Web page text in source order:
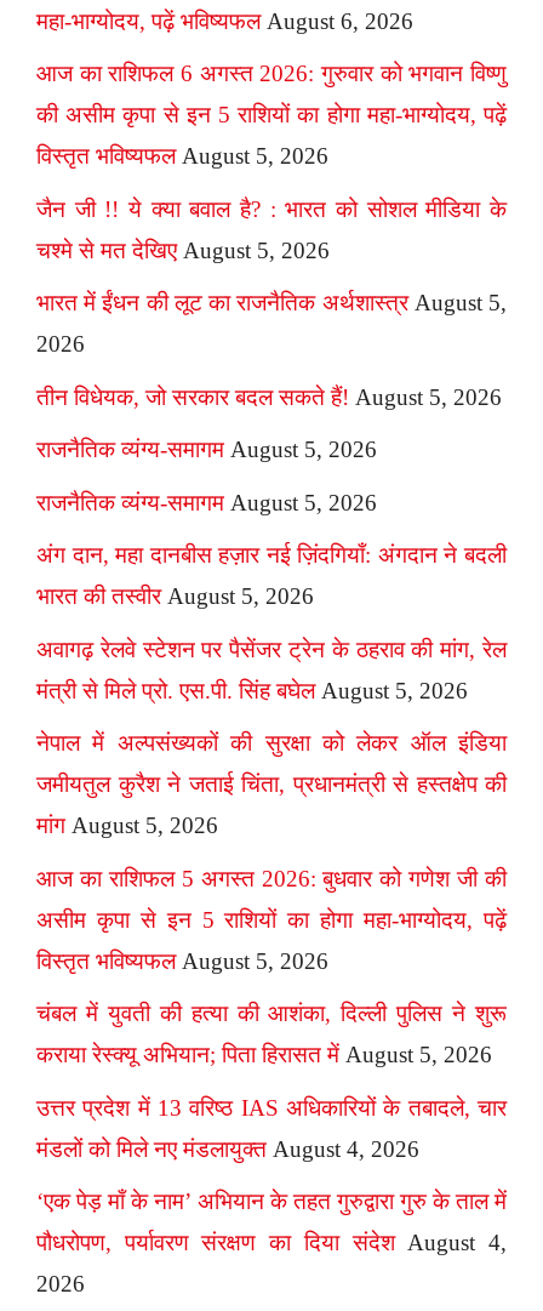
महा-भाग्योदय, पढ़ें भविष्यफल August 6, 2026
आज का राशिफल 6 अगस्त 2026: गुरुवार को भगवान विष्णु
की असीम कृपा से इन 5 राशियों का होगा महा-भाग्योदय, पढ़ें
विस्तृत भविष्यफल August 5, 2026
जैन जी !! ये क्या बवाल है? : भारत को सोशल मीडिया के
चश्मे से मत देखिए August 5, 2026
भारत में ईंधन की लूट का राजनैतिक अर्थशास्त्र August 5,
2026
तीन विधेयक, जो सरकार बदल सकते हैं! August 5, 2026
राजनैतिक व्यंग्य-समागम August 5, 2026
राजनैतिक व्यंग्य-समागम August 5, 2026
अंग दान, महा दानबीस हज़ार नई ज़िंदगियाँ: अंगदान ने बदली
भारत की तस्वीर August 5, 2026
अवागढ़ रेलवे स्टेशन पर पैसेंजर ट्रेन के ठहराव की मांग, रेल
मंत्री से मिले प्रो. एस.पी. सिंह बघेल August 5, 2026
नेपाल में अल्पसंख्यकों की सुरक्षा को लेकर ऑल इंडिया
जमीयतुल कुरैश ने जताई चिंता, प्रधानमंत्री से हस्तक्षेप की
मांग August 5, 2026
आज का राशिफल 5 अगस्त 2026: बुधवार को गणेश जी की
असीम कृपा से इन 5 राशियों का होगा महा-भाग्योदय, पढ़ें
विस्तृत भविष्यफल August 5, 2026
चंबल में युवती की हत्या की आशंका, दिल्ली पुलिस ने शुरू
कराया रेस्क्यू अभियान; पिता हिरासत में August 5, 2026
उत्तर प्रदेश में 13 वरिष्ठ IAS अधिकारियों के तबादले, चार
मंडलों को मिले नए मंडलायुक्त August 4, 2026
‘एक पेड़ माँ के नाम’ अभियान के तहत गुरुद्वारा गुरु के ताल में
पौधरोपण, पर्यावरण संरक्षण का दिया संदेश August 4,
2026